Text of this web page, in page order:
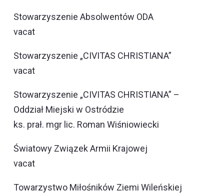
Stowarzyszenie Absolwentów ODA
vacat
Stowarzyszenie „CIVITAS CHRISTIANA”
vacat
Stowarzyszenie „CIVITAS CHRISTIANA” –
Oddział Miejski w Ostródzie
ks. prał. mgr lic. Roman Wiśniowiecki
Światowy Związek Armii Krajowej
vacat
Towarzystwo Miłośników Ziemi Wileńskiej